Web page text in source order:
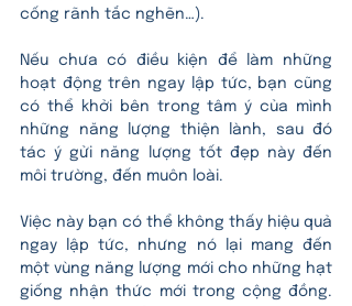
cống rãnh tắc nghẽn…).
Nếu chưa có điều kiện để làm những
hoạt động trên ngay lập tức, bạn cũng
có thể khởi bên trong tâm ý của mình
những năng lượng thiện lành, sau đó
tác ý gửi năng lượng tốt đẹp này đến
môi trường, đến muôn loài.
Việc này bạn có thể không thấy hiệu quả
ngay lập tức, nhưng nó lại mang đến
một vùng năng lượng mới cho những hạt
giống nhận thức mới trong cộng đồng.